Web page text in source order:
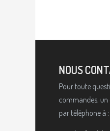
NOUS
Pour toute
commandes, un
par téléphone à :